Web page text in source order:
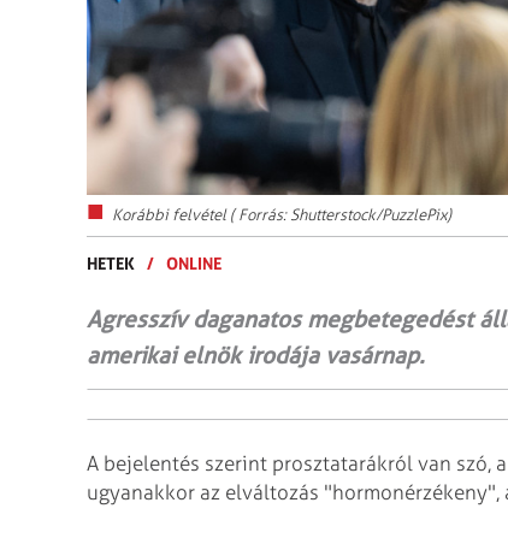
Korábbi felvétel ( Forrás: Shutterstock/PuzzlePix)
HETEK / ONLINE
Agresszív daganatos megbetegedést
amerikai elnök irodája vasárnap.
A bejelentés szerint prosztatarákról van szó,
ugyanakkor az elváltozás